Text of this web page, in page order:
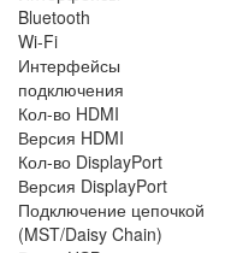
Bluetooth
Wi-Fi
Интерфейсы
подключения
Кол-во HDMI
Версия HDMI
Кол-во DisplayPort
Версия DisplayPort
Подключение цепочкой
(MST/Daisy Chain)